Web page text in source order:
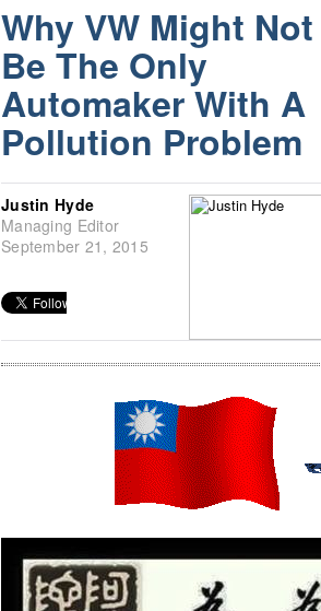
Why VW Might Not
Be The Only
Automaker With A
Pollution Problem
Justin Hyde
Managing Editor
September 21, 2015